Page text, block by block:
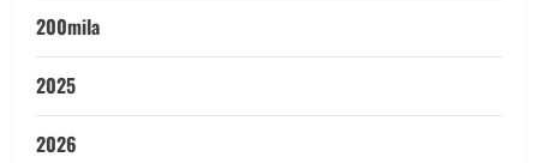
200mila
2025
2026